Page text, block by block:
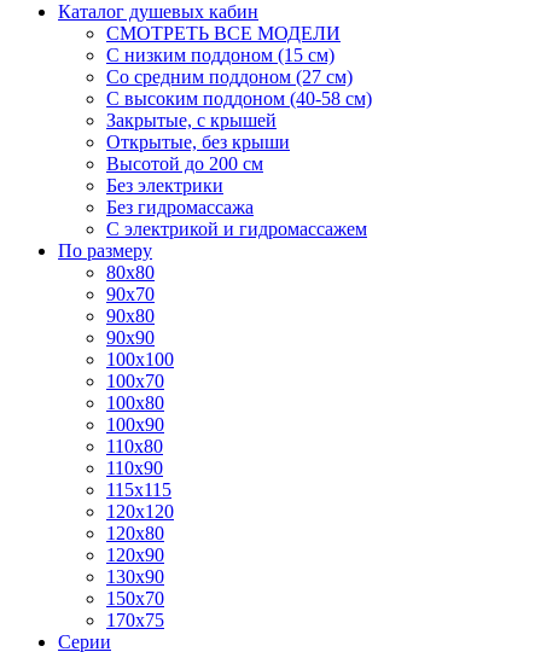
Каталог душевых кабин
СМОТРЕТЬ ВСЕ МОДЕЛИ
С низким поддоном (15 см)
Со средним поддоном (27 см)
С высоким поддоном (40-58 см)
Закрытые, с крышей
Открытые, без крыши
Высотой до 200 см
Без электрики
Без гидромассажа
С электрикой и гидромассажем
По размеру
80x80
90x70
90x80
90x90
100x100
100x70
100x80
100x90
110x80
110x90
115x115
120x120
120x80
120x90
130x90
150x70
170x75
Серии